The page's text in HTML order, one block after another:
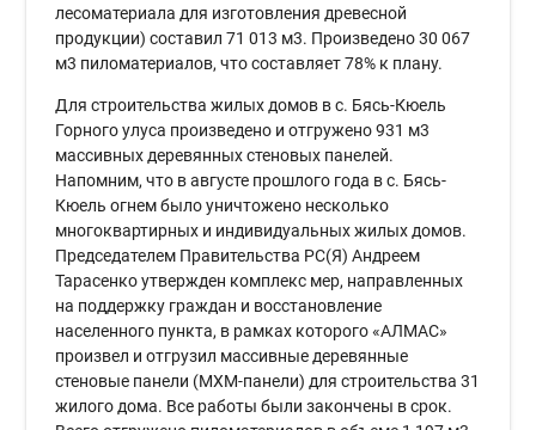
лесоматериала для изготовления древесной
продукции) составил 71 013 м3. Произведено 30 067
м3 пиломатериалов, что составляет 78% к плану.
Для строительства жилых домов в с. Бясь-Кюель
Горного улуса произведено и отгружено 931 м3
массивных деревянных стеновых панелей.
Напомним, что в августе прошлого года в с. Бясь-
Кюель огнем было уничтожено несколько
многоквартирных и индивидуальных жилых домов.
Председателем Правительства РС(Я) Андреем
Тарасенко утвержден комплекс мер, направленных
на поддержку граждан и восстановление
населенного пункта, в рамках которого «АЛМАС»
произвел и отгрузил массивные деревянные
стеновые панели (МХМ-панели) для строительства 31
жилого дома. Все работы были закончены в срок.